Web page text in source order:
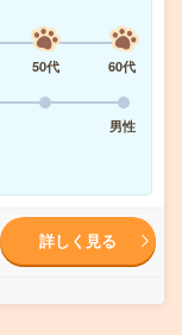
50代
60代
男性
詳しく見る